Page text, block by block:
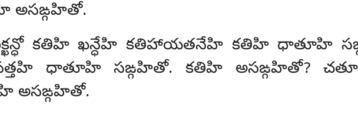
అసఙ్గహితో.
కతిహి ఖన్ధేహి కతిహాయతనేహి కతిహి ధాతూహి
ధాతూహి సఙ్గహితో. కతిహి అసఙ్గహితో?
అసఙ్గహితో.